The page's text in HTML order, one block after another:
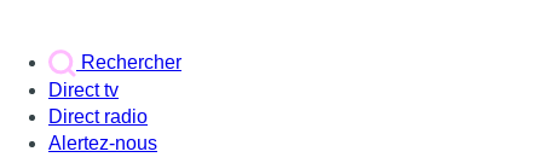
Rechercher
Direct tv
Direct radio
Alertez-nous